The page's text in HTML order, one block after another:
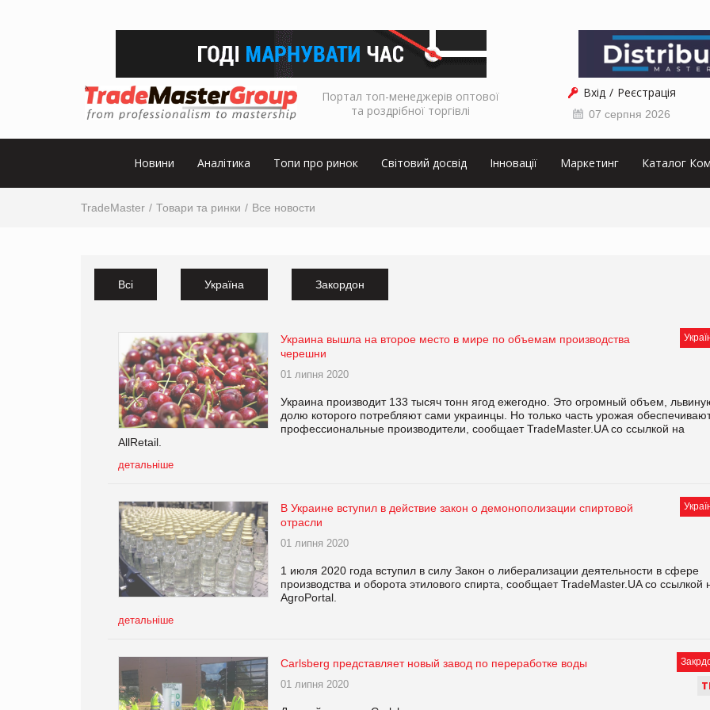
Портал топ-менеджерів оптової
та роздрібної торгівлі
Вхід Реєстрація
07 серпня 2026
Новини Аналітика Топи про ринок Світовий досвід Інновації Маркетинг Каталог
TradeMaster Товари та ринки Все новости
Всі Україна Закордон
Украина вышла на второе место в мире по объемам производства
черешни
01 липня 2020
Украина производит 133 тысяч тонн ягод ежегодно. Это огромный объем,
долю которого потребляют сами украинцы. Но только часть урожая
профессиональные производители, сообщает TradeMaster.UA со ссылкой на
AllRetail.
детальніше
В Украине вступил в действие закон о демонополизации спиртовой
отрасли
01 липня 2020
1 июля 2020 года вступил в силу Закон о либерализации деятельности в сфере
производства и оборота этилового спирта, сообщает TradeMaster.UA со ссылкой
AgroPortal.
детальніше
Т
Carlsberg представляет новый завод по переработке воды
01 липня 2020